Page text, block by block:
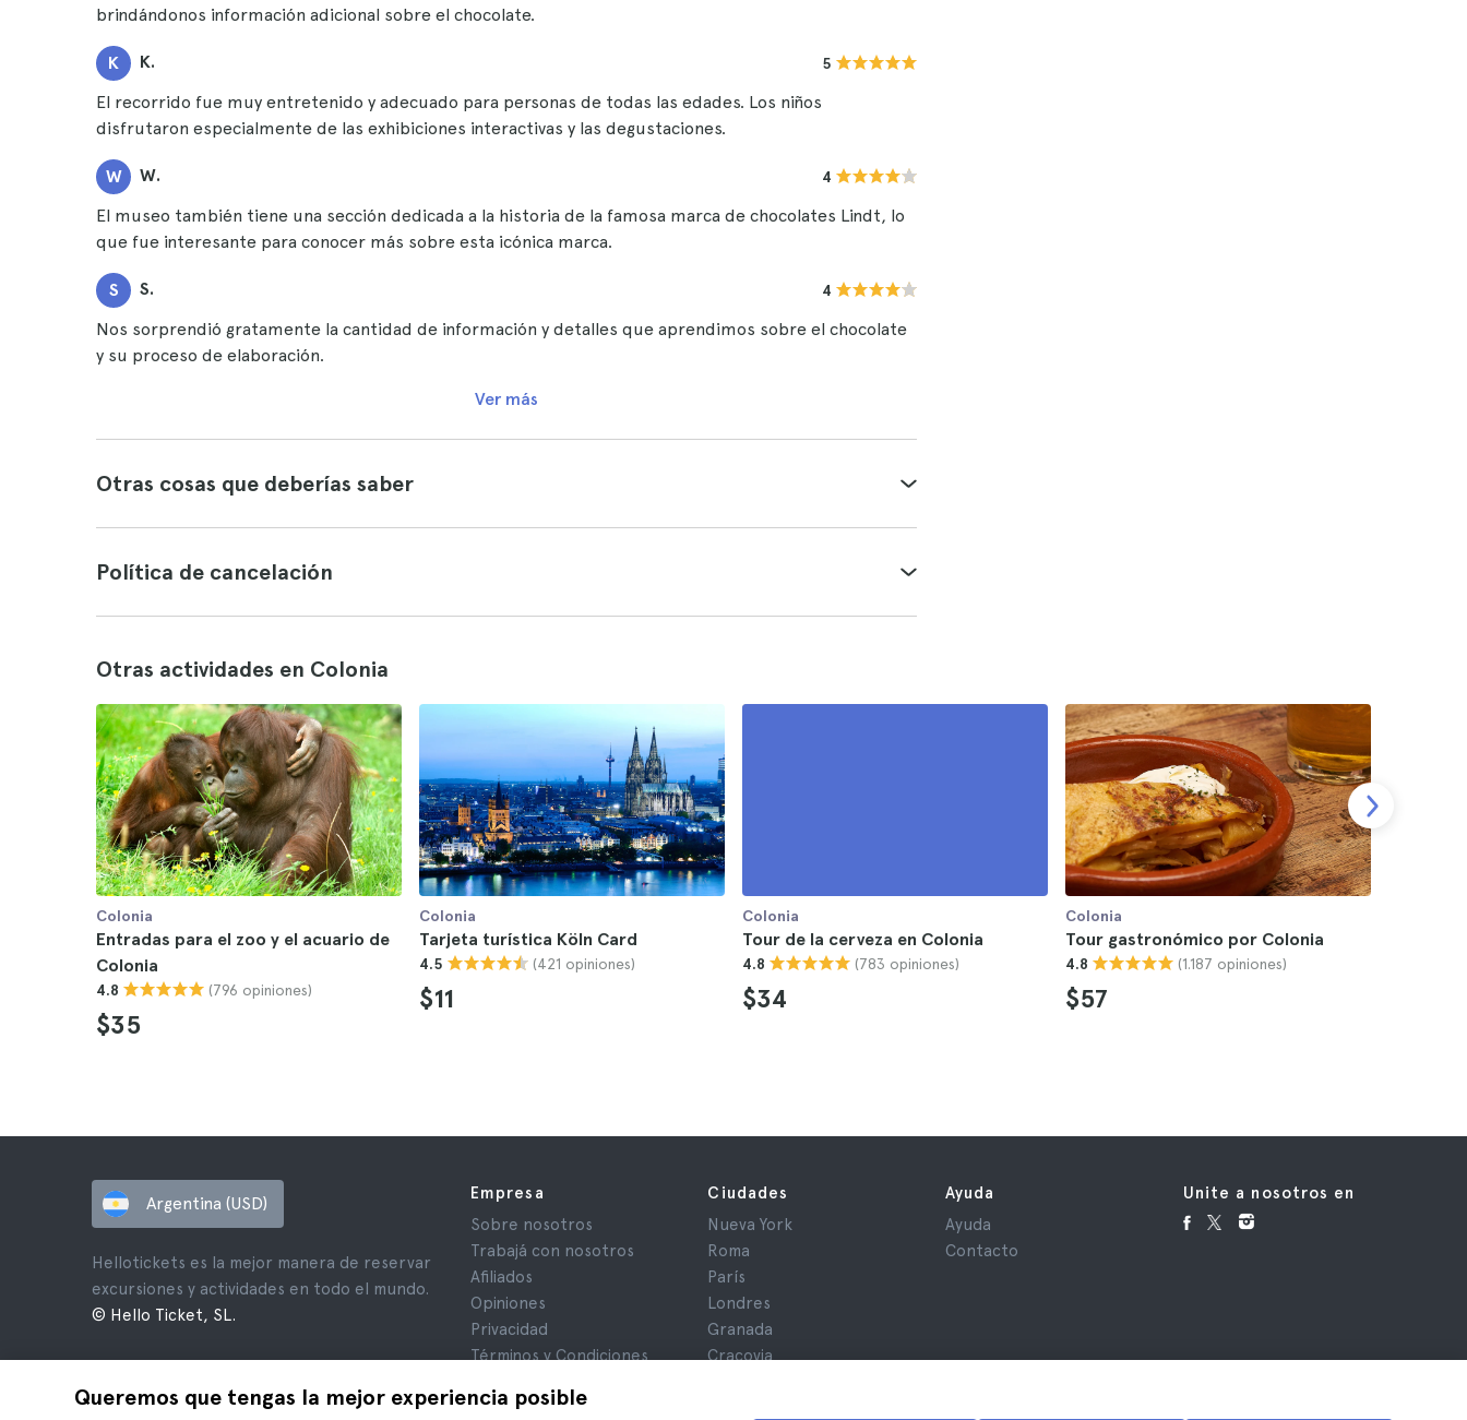
brindándonos información adicional sobre el chocolate.
K K. 5
El recorrido fue muy entretenido y adecuado para personas de todas las edades. Los niños
disfrutaron especialmente de las exhibiciones interactivas y las degustaciones.
W W. 4
El museo también tiene una sección dedicada a la historia de la famosa marca de chocolates Lindt, lo
que fue interesante para conocer más sobre esta icónica marca.
S S. 4
Nos sorprendió gratamente la cantidad de información y detalles que aprendimos sobre el chocolate
y su proceso de elaboración.
Ver más
Otras cosas que deberías saber
Política de cancelación
Otras actividades en Colonia
Colonia
Entradas para el zoo y el acuario de
Colonia
4.8 (796 opiniones)
$35
Colonia
Tarjeta turística Köln Card
4.5 (421 opiniones)
$11
Colonia
Tour de la cerveza en Colonia
4.8 (783 opiniones)
$34
Colonia
Tour gastronómico por Colonia
4.8 (1.187 opiniones)
$57
Queremos que tengas la mejor experiencia posible
Argentina (USD)
Hellotickets es la mejor manera de reservar
excursiones y actividades en todo el mundo.
© Hello Ticket, SL.
Empresa
Sobre nosotros
Trabajá con nosotros
Afiliados
Opiniones
Privacidad
Términos y Condiciones
Cookies
Ciudades
Nueva York
Roma
París
Londres
Granada
Cracovia
Ayuda
Ayuda
Contacto
Unite a nosotros en